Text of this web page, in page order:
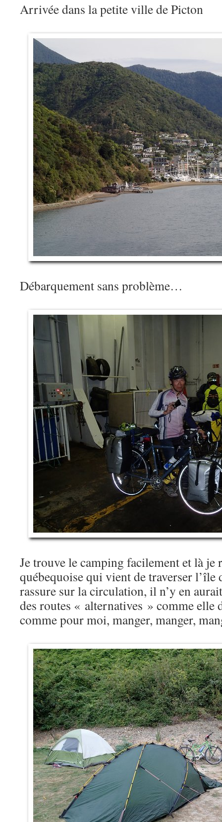
Arrivée dans la petite ville de Picton
Débarquement sans problème…
Je trouve le camping facilement et là je
québequoise qui vient de traverser l’île
rassure sur la circulation, il n’y en
des routes « alternatives » comme elle
comme pour moi, manger, manger,